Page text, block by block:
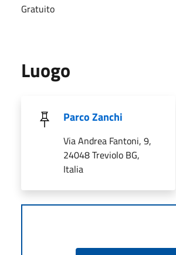
Gratuito
Luogo
Parco Zanchi
Via Andrea Fantoni, 9,
24048 Treviolo BG,
Italia